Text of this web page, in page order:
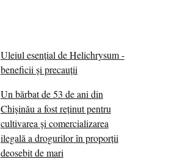
Uleiul esențial de Helichrysum -
beneficii și precauții
Un bărbat de 53 de ani din
Chișinău a fost reținut pentru
cultivarea și comercializarea
ilegală a drogurilor în proporții
deosebit de mari